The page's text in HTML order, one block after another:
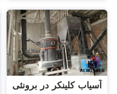
آسیاب کلینکر در برونئی